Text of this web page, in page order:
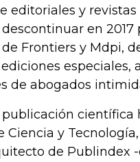
editoriales y
en 2017
Frontiers y Mdpi,
especiales,
de abogados
científica
Ciencia y
de Publindex